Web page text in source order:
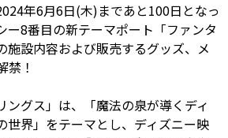
年6月6日(木)まであと100日となっ
ー8番目の新テーマポート「ファンタ
施設内容および販売するグッズ、メ
禁！
ングス」は、「魔法の泉が導くディ
世界」をテーマとし、ディズニー映